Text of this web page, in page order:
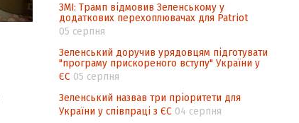
ЗМІ: Трамп відмовив Зеленському у
додаткових перехоплювачах для Patriot
05 серпня
Зеленський доручив урядовцям підготувати
"програму прискореного вступу" України у
ЄС 05 серпня
Зеленський назвав три пріоритети для
України у співпраці з ЄС 04 серпня